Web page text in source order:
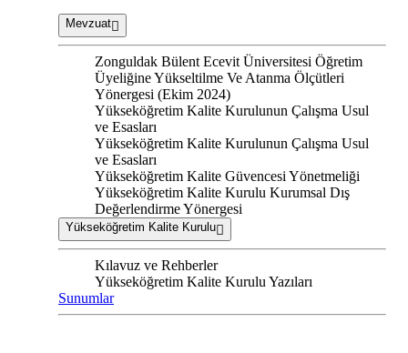
Mevzuat
Zonguldak Bülent Ecevit Üniversitesi Öğretim
Üyeliğine Yükseltilme Ve Atanma Ölçütleri
Yönergesi (Ekim 2024)
Yükseköğretim Kalite Kurulunun Çalışma Usul
ve Esasları
Yükseköğretim Kalite Kurulunun Çalışma Usul
ve Esasları
Yükseköğretim Kalite Güvencesi Yönetmeliği
Yükseköğretim Kalite Kurulu Kurumsal Dış
Değerlendirme Yönergesi
Yükseköğretim Kalite Kurulu
Kılavuz ve Rehberler
Yükseköğretim Kalite Kurulu Yazıları
Sunumlar